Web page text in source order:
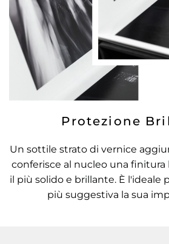
Protezione
Un sottile strato di vernice
conferisce al nucleo una finitura
il più solido e brillante. È l'ideale
più suggestiva la sua